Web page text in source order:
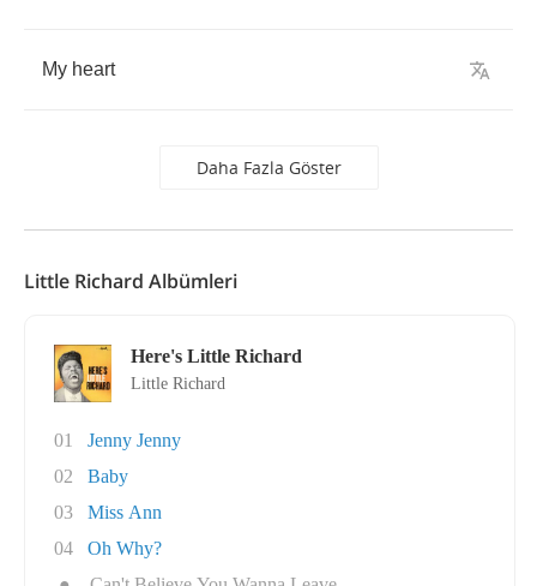
My heart
Daha Fazla Göster
Little Richard Albümleri
Here's Little Richard
Little Richard
01
Jenny Jenny
02
Baby
03
Miss Ann
04
Oh Why?